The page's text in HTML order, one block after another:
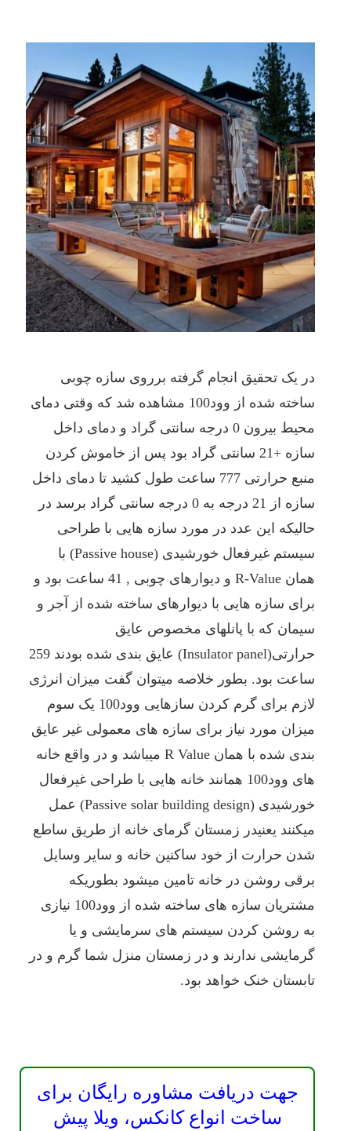
در یک تحقیق انجام گرفته برروی سازه چوبی
ساخته شده از وود100 مشاهده شد که وقتی دمای
محیط بیرون 0 درجه سانتی گراد و دمای داخل
سازه +21 سانتی گراد بود پس از خاموش کردن
منبع حرارتی 777 ساعت طول کشید تا دمای داخل
سازه از 21 درجه به 0 درجه سانتی گراد برسد در
حالیکه این عدد در مورد سازه هایی با طراحی
سیستم غیرفعال خورشیدی (Passive house) با
همان R-Value و دیوارهای چوبی , 41 ساعت بود و
برای سازه هایی با دیوارهای ساخته شده از آجر و
سیمان که با پانلهای مخصوص عایق
حرارتی(Insulator panel) عایق بندی شده بودند 259
ساعت بود. بطور خلاصه میتوان گفت میزان انرژی
لازم برای گرم کردن سازهایی وود100 یک سوم
میزان مورد نیاز برای سازه های معمولی غیر عایق
بندی شده با همان R Value میباشد و در واقع خانه
های وود100 همانند خانه هایی با طراحی غیرفعال
خورشیدی (Passive solar building design) عمل
میکنند یعنیدر زمستان گرمای خانه از طریق ساطع
شدن حرارت از خود ساکنین خانه و سایر وسایل
برقی روشن در خانه تامین میشود بطوریکه
مشتریان سازه های ساخته شده از وود100 نیازی
به روشن کردن سیستم های سرمایشی و یا
گرمایشی ندارند و در زمستان منزل شما گرم و در
تابستان خنک خواهد بود.
جهت دریافت مشاوره رایگان برای
ساخت انواع کانکس، ویلا پیش